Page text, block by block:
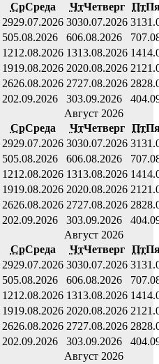
СрСреда ЧтЧетверг Пт
2929.07.2026 3030.07.2026 31
505.08.2026 606.08.2026 7
1212.08.2026 1313.08.2026 14
1919.08.2026 2020.08.2026 21
2626.08.2026 2727.08.2026 28
202.09.2026 303.09.2026 4
Август 2026
СрСреда ЧтЧетверг Пт
2929.07.2026 3030.07.2026 31
505.08.2026 606.08.2026 7
1212.08.2026 1313.08.2026 14
1919.08.2026 2020.08.2026 21
2626.08.2026 2727.08.2026 28
202.09.2026 303.09.2026 4
Август 2026
СрСреда ЧтЧетверг Пт
2929.07.2026 3030.07.2026 31
505.08.2026 606.08.2026 7
1212.08.2026 1313.08.2026 14
1919.08.2026 2020.08.2026 21
2626.08.2026 2727.08.2026 28
202.09.2026 303.09.2026 4
Август 2026